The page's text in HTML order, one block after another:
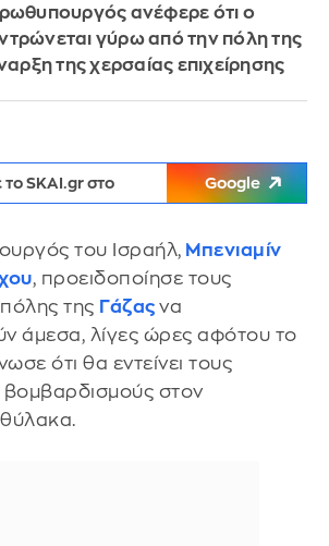
ανέφερε ότι ο
γύρω από την πόλη της
της χερσαίας επιχείρησης
το SKAI.gr στο Google
του Ισραήλ, Μπενιαμίν
, προειδοποίησε τους
της Γάζας να
άμεσα, λίγες ώρες αφότου το
ότι θα εντείνει τους
στον
θύλακα.